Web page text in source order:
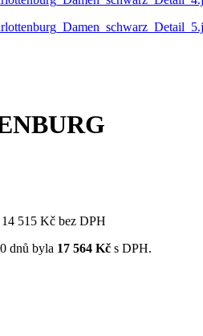
14 515 Kč bez DPH
dnů byla 17 564 Kč s DPH.